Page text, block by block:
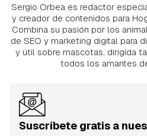
Sergio Orbea es redactor
y creador de contenidos para
Combina su pasión por los
de SEO y marketing digital para
y útil sobre mascotas, dirigida
todos los amantes
Suscríbete gratis a